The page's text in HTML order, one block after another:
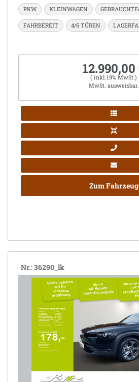
PKW KLEINWAGEN
FAHRBEREIT 4/5 TÜREN
12.990,00
( inkl.19% MwSt.)
MwSt. ausweisbar.
Zum Fahrzeug
Nr.: 36290_lk